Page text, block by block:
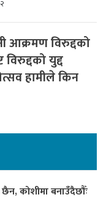
आक्रमण विरुद्दको
युद्द
हामीले किन
कोशीमा बनाउँदैछौँः